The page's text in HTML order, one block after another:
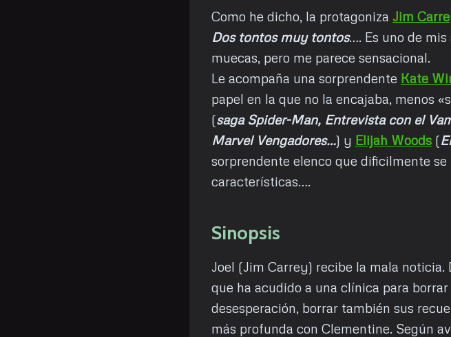
Como he dicho, la protagoniza Jim
Dos tontos muy tontos…. Es uno de
muecas, pero me parece sensacional.
Le acompaña una sorprendente Kate
papel en la que no la encajaba, menos
(saga Spider-Man, Entrevista con el
Marvel Vengadores…) y Elijah Woods (
sorprendente elenco que dificilmente
características….
Sinopsis
Joel (Jim Carrey) recibe la mala noticia.
que ha acudido a una clínica para
desesperación, borrar también sus
más profunda con Clementine. Según